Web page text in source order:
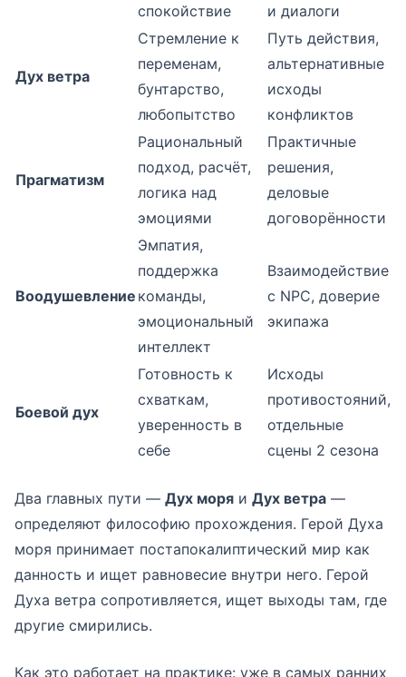
спокойствие
и диалоги
Дух ветра
Стремление к
переменам,
бунтарство,
любопытство
Путь действия,
альтернативные
исходы
конфликтов
Прагматизм
Рациональный
подход, расчёт,
логика над
эмоциями
Практичные
решения,
деловые
договорённости
Воодушевление
Эмпатия,
поддержка
команды,
эмоциональный
интеллект
Взаимодействие
с NPC, доверие
экипажа
Боевой дух
Готовность к
схваткам,
уверенность в
себе
Исходы
противостояний,
отдельные
сцены 2 сезона
Два главных пути — Дух моря и Дух ветра —
определяют философию прохождения. Герой Духа
моря принимает постапокалиптический мир как
данность и ищет равновесие внутри него. Герой
Духа ветра сопротивляется, ищет выходы там, где
другие смирились.
Как это работает на практике: уже в самых ранних